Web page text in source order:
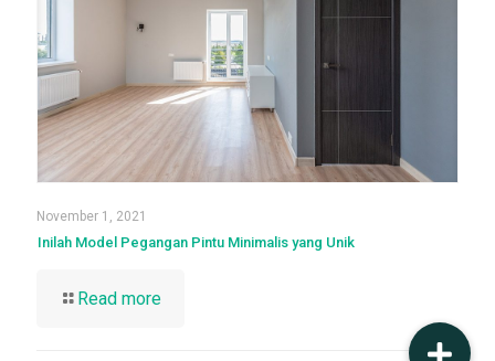
November 1, 2021
Inilah Model Pegangan Pintu Minimalis yang Unik
Read more